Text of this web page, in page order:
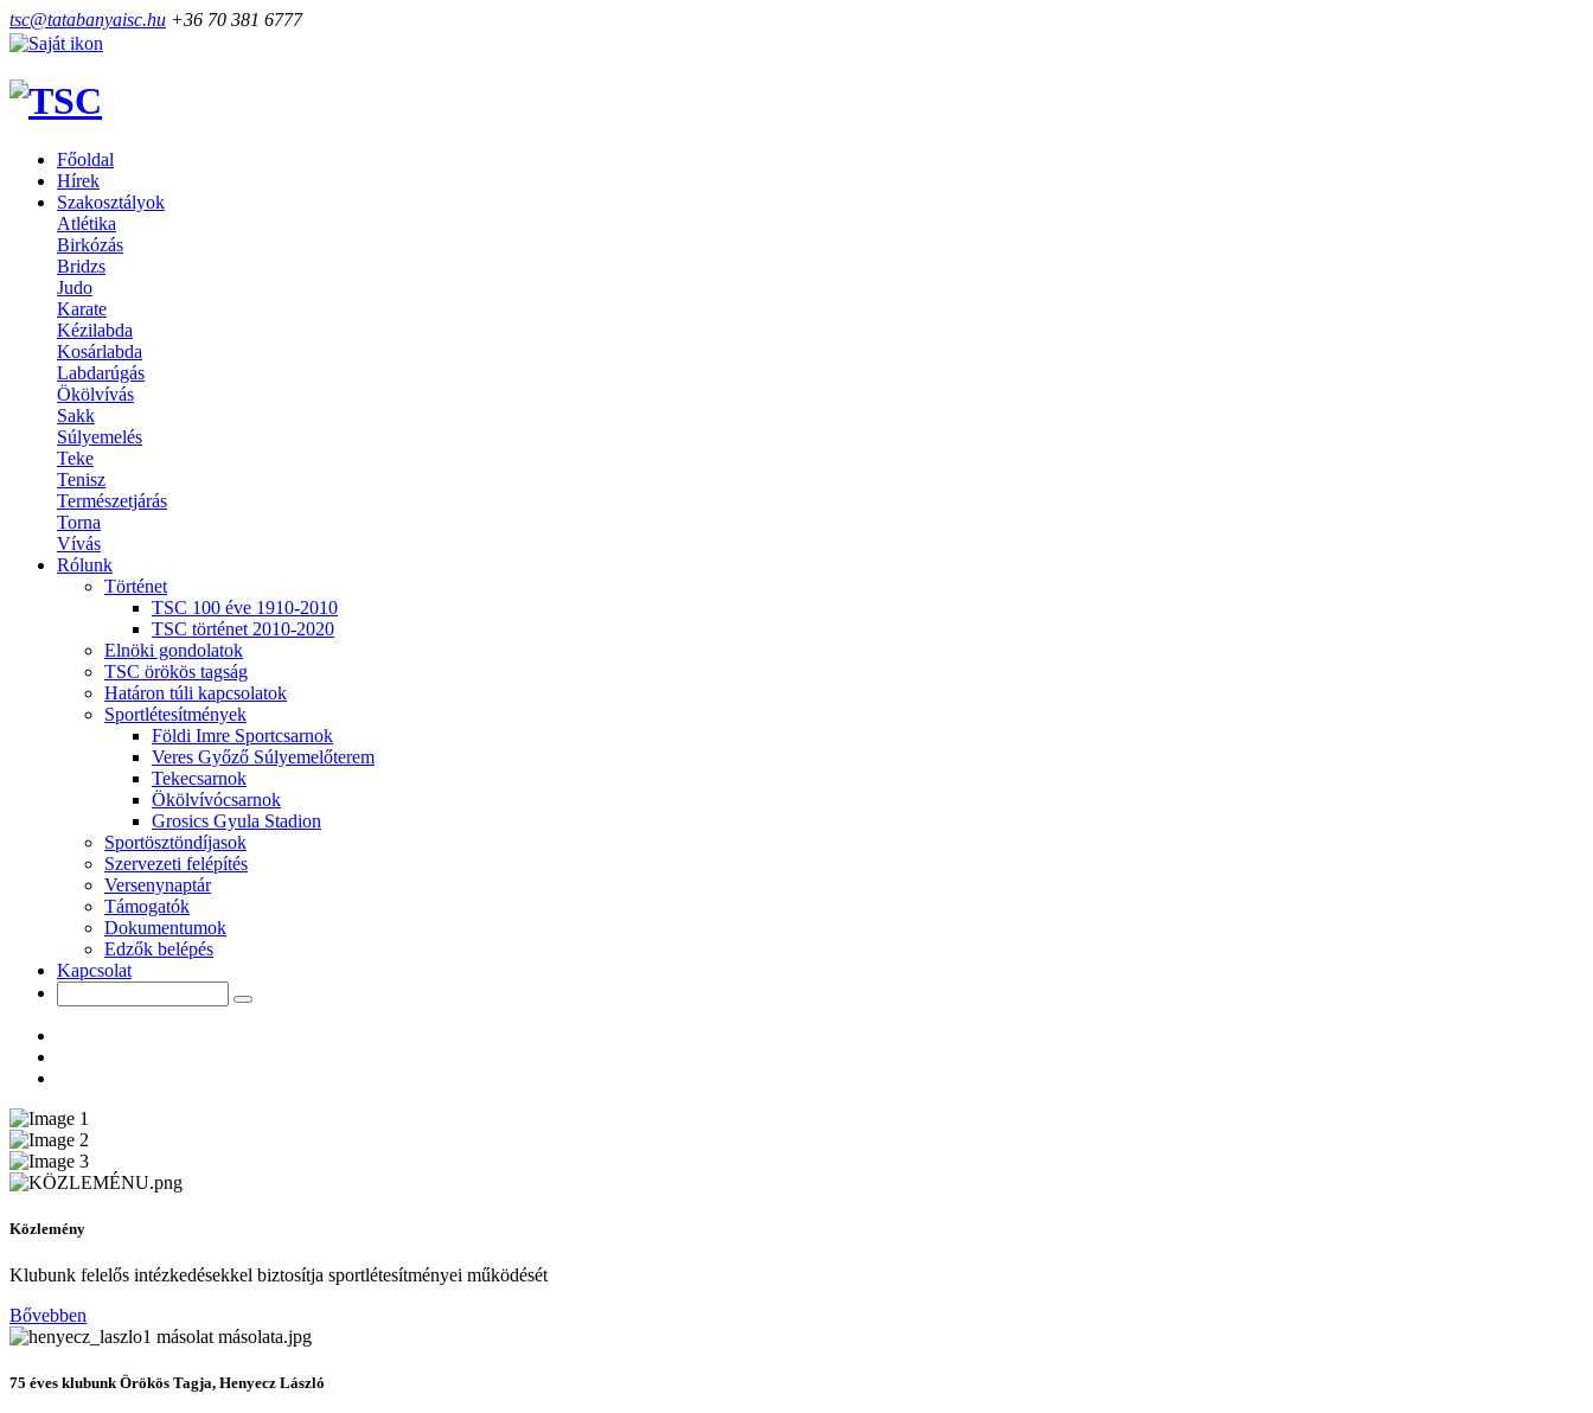
tsc@tatabanyaisc.hu +36 70 381 6777
Főoldal
Hírek
Szakosztályok
Atlétika
Birkózás
Bridzs
Judo
Karate
Kézilabda
Kosárlabda
Labdarúgás
Ökölvívás
Sakk
Súlyemelés
Teke
Tenisz
Természetjárás
Torna
Vívás
Rólunk
Történet
TSC 100 éve 1910-2010
TSC történet 2010-2020
Elnöki gondolatok
TSC örökös tagság
Határon túli kapcsolatok
Sportlétesítmények
Földi Imre Sportcsarnok
Veres Győző Súlyemelőterem
Tekecsarnok
Ökölvívócsarnok
Grosics Gyula Stadion
Sportösztöndíjasok
Szervezeti felépítés
Versenynaptár
Támogatók
Dokumentumok
Edzők belépés
Kapcsolat
Közlemény
Klubunk felelős intézkedésekkel biztosítja sportlétesítményei működését
Bővebben
75 éves klubunk Örökös Tagja, Henyecz László